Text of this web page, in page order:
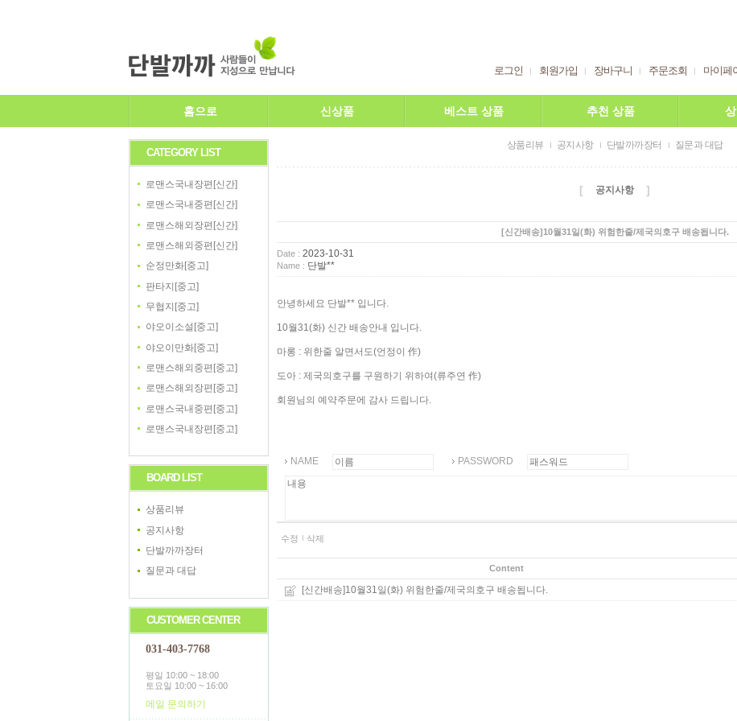
로그인 회원가입 장바구니 주문조회 마이페
홈으로 신상품 베스트 상품 추천 상품
CATEGORY LIST
로맨스국내장편[신간]
로맨스국내중편[신간]
로맨스해외장편[신간]
로맨스해외중편[신간]
순정만화[중고]
판타지[중고]
무협지[중고]
야오이소설[중고]
야오이만화[중고]
로맨스해외중편[중고]
로맨스해외장편[중고]
로맨스국내중편[중고]
로맨스국내장편[중고]
BOARD LIST
상품리뷰
공지사항
단발까까장터
질문과 대답
CUSTOMER CENTER
031-403-7768
평일 10:00 ~ 18:00
토요일 10:00 ~ 16:00
메일 문의하기
상품리뷰 공지사항 단발까까장터 질문과 대답
[ 공지사항 ]
[신간배송]10월31일(화) 위험한줄/제국의호구 배송됩니다.
Date : 2023-10-31
Name : 단발**
안녕하세요 단발** 입니다.
10월31(화) 신간 배송안내 입니다.
마롱 : 위한줄 알면서도(언정이 作)
도아 : 제국의호구를 구원하기 위하여(류주연 作)
회원님의 예약주문에 감사 드립니다.
NAME PASSWORD
수정 삭제
Content
[신간배송]10월31일(화) 위험한줄/제국의호구 배송됩니다.